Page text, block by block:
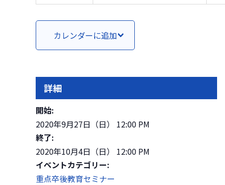
カレンダーに追加
詳細
開始:
2020年9月27日（日） 12:00 PM
終了:
2020年10月4日（日） 12:00 PM
イベントカテゴリー:
重点卒後教育セミナー